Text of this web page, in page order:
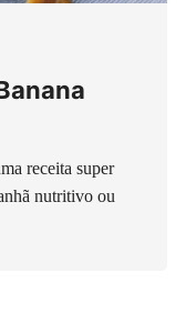
receita super
nutritivo ou